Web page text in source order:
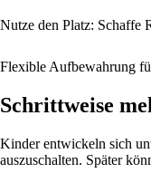
Nutze den Platz: Schaffe
Flexible Aufbewahrung
Schrittweise
Kinder entwickeln sich
auszuschalten. Später